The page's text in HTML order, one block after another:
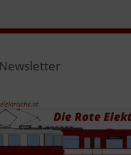
Newsletter